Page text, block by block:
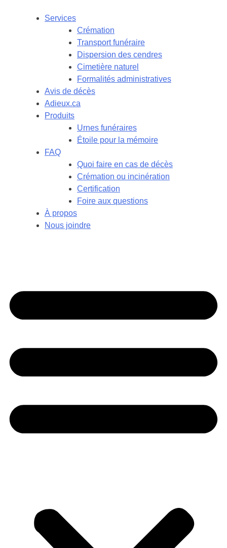
Services
Crémation
Transport funéraire
Dispersion des cendres
Cimetière naturel
Formalités administratives
Avis de décès
Adieux.ca
Produits
Urnes funéraires
Étoile pour la mémoire
FAQ
Quoi faire en cas de décès
Crémation ou incinération
Certification
Foire aux questions
À propos
Nous joindre